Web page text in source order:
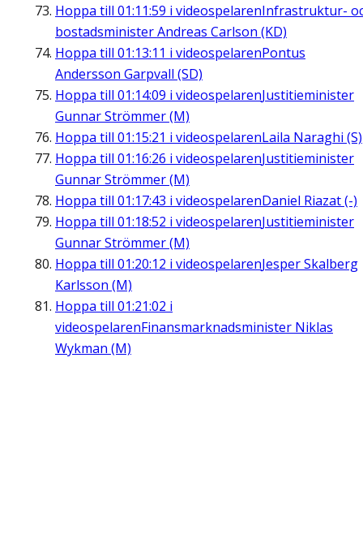
Hoppa till 01:11:59 i videospelarenInfrastruktur-
bostadsminister Andreas Carlson (KD)
Hoppa till 01:13:11 i videospelarenPontus
Andersson Garpvall (SD)
Hoppa till 01:14:09 i videospelarenJustitieminister
Gunnar Strömmer (M)
Hoppa till 01:15:21 i videospelarenLaila Naraghi (S)
Hoppa till 01:16:26 i videospelarenJustitieminister
Gunnar Strömmer (M)
Hoppa till 01:17:43 i videospelarenDaniel Riazat (-)
Hoppa till 01:18:52 i videospelarenJustitieminister
Gunnar Strömmer (M)
Hoppa till 01:20:12 i videospelarenJesper Skalberg
Karlsson (M)
Hoppa till 01:21:02 i
videospelarenFinansmarknadsminister Niklas
Wykman (M)